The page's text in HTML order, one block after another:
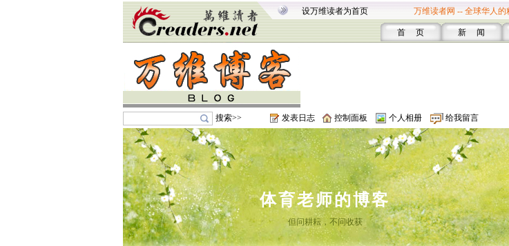
设万维读者为首页 万维读者网 -- 全球华人的
首 页 新 闻
搜索>> 发表日志 控制面板 个人相册 给我留言
体育老师的博客
但问耕耘，不问收获